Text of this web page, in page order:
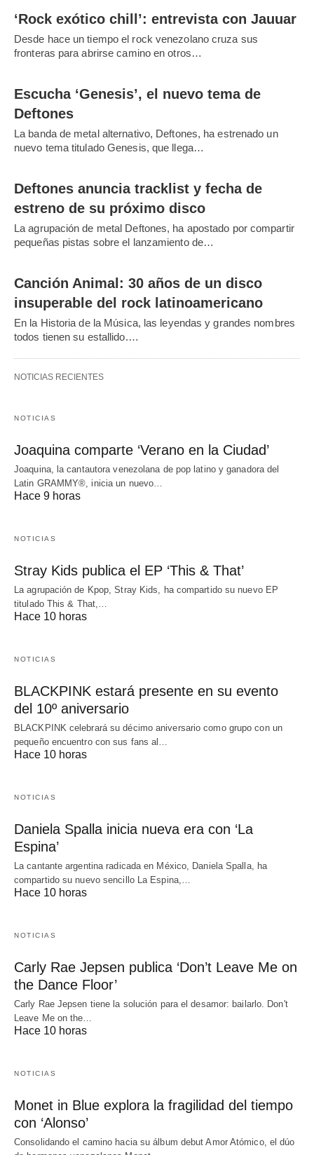
‘Rock exótico chill’: entrevista con Jauuar
Desde hace un tiempo el rock venezolano cruza sus
fronteras para abrirse camino en otros…
Escucha ‘Genesis’, el nuevo tema de
Deftones
La banda de metal alternativo, Deftones, ha estrenado un
nuevo tema titulado Genesis, que llega…
Deftones anuncia tracklist y fecha de
estreno de su próximo disco
La agrupación de metal Deftones, ha apostado por compartir
pequeñas pistas sobre el lanzamiento de…
Canción Animal: 30 años de un disco
insuperable del rock latinoamericano
En la Historia de la Música, las leyendas y grandes nombres
todos tienen su estallido.…
NOTICIAS RECIENTES
NOTICIAS
Joaquina comparte ‘Verano en la Ciudad’
Joaquina, la cantautora venezolana de pop latino y ganadora del
Latin GRAMMY®, inicia un nuevo…
Hace 9 horas
NOTICIAS
Stray Kids publica el EP ‘This & That’
La agrupación de Kpop, Stray Kids, ha compartido su nuevo EP
titulado This & That,…
Hace 10 horas
NOTICIAS
BLACKPINK estará presente en su evento
del 10º aniversario
BLACKPINK celebrará su décimo aniversario como grupo con un
pequeño encuentro con sus fans al…
Hace 10 horas
NOTICIAS
Daniela Spalla inicia nueva era con ‘La
Espina’
La cantante argentina radicada en México, Daniela Spalla, ha
compartido su nuevo sencillo La Espina,…
Hace 10 horas
NOTICIAS
Carly Rae Jepsen publica ‘Don’t Leave Me on
the Dance Floor’
Carly Rae Jepsen tiene la solución para el desamor: bailarlo. Don't
Leave Me on the…
Hace 10 horas
NOTICIAS
Monet in Blue explora la fragilidad del tiempo
con ‘Alonso’
Consolidando el camino hacia su álbum debut Amor Atómico, el dúo